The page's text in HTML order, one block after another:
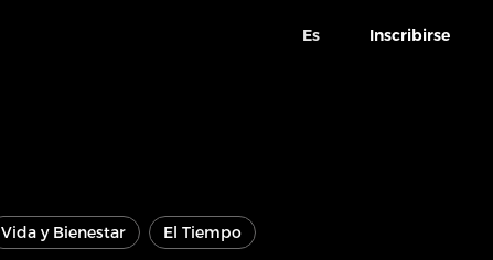
Es Inscribirse
Vida y Bienestar El Tiempo